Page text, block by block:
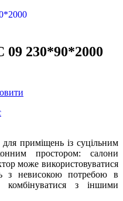
09 230*90*2000
приміщень із суцільним
простором: салони
може використовуватися
з невисокою потребою в
комбінуватися з іншими